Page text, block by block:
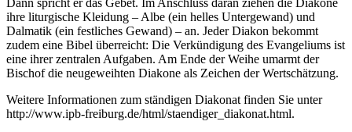
Dann spricht er das Gebet. Im Anschluss daran ziehen die Diakone
ihre liturgische Kleidung – Albe (ein helles Untergewand) und
Dalmatik (ein festliches Gewand) – an. Jeder Diakon bekommt
zudem eine Bibel überreicht: Die Verkündigung des Evangeliums ist
eine ihrer zentralen Aufgaben. Am Ende der Weihe umarmt der
Bischof die neugeweihten Diakone als Zeichen der Wertschätzung.
Weitere Informationen zum ständigen Diakonat finden Sie unter
http://www.ipb-freiburg.de/html/staendiger_diakonat.html.